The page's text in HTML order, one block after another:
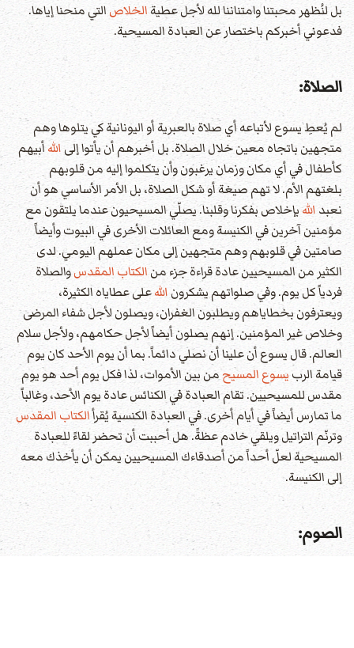
بل لنُظهر محبتنا وامتناننا لله لأجل عطيةالخلاص التي منحنا إياها.
فدعوني أخبركم باختصار عن العبادة المسيحية.
الصلاة:
لم يُعطِ يسوع لأتباعه أي صلاة بالعبرية أو اليونانية كي يتلوها وهم
متجهين باتجاه معين خلال الصلاة. بل أخبرهم أن يأتوا إلىالله أبيهم
كأطفال في أي مكان وزمان يرغبون وأن يتكلموا إليه من قلوبهم
بلغتهم الأم. لا تهم صيغة أو شكل الصلاة، بل الأمر الأساسي هو أن
نعبد اللهبإخلاص بفكرنا وقلبنا. يصلّي المسيحيون عندما يلتقون مع
مؤمنين آخرين في الكنيسة ومع العائلات الأخرى في البيوت وأيضاً
صامتين في قلوبهم وهم متجهين إلى مكان عملهم اليومي. لدى
الكثير من المسيحيين عادة قراءة جزء منالكتاب المقدسوالصلاة
فردياً كل يوم. وفي صلواتهم يشكرون اللهعلى عطاياه الكثيرة،
ويعترفون بخطاياهم ويطلبون الغفران، ويصلون لأجل شفاء المرضى
وخلاص غير المؤمنين. إنهم يصلون أيضاً لأجل حكامهم، ولأجل سلام
العالم. قال يسوع أن علينا أن نصلي دائماً. بما أن يوم الأحد كان يوم
قيامة الرب يسوع المسيحمن بين الأموات، لذا فكل يوم أحد هو يوم
مقدس للمسيحيين. تقام العبادة في الكنائس عادة يوم الأحد، وغالباً
ما تمارس أيضاً في أيام أخرى. في العبادة الكنسية يُقرأالكتاب المقدس
وترنّم التراتيل ويلقي خادم عظةً. هل أحببت أن تحضر لقاءً للعبادة
المسيحية لعلّ أحداً من أصدقاءك المسيحيين يمكن أن يأخذك معه
إلى الكنيسة.
الصوم: